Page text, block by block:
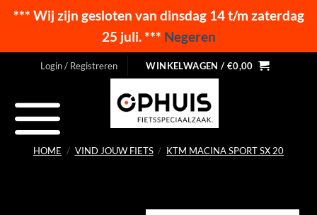
*** Wij zijn gesloten van dinsdag 14 t/m zaterdag
25 juli. *** Negeren
Login / Registreren WINKELWAGEN / €0,00
HOME / VIND JOUW FIETS / KTM MACINA SPORT SX 20